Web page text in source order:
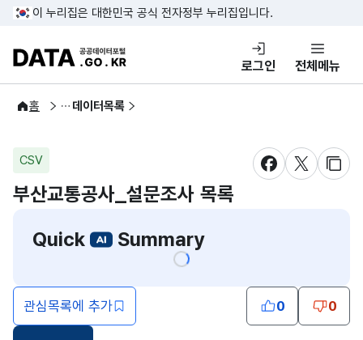
콘텐츠 바로가기
푸터 바로가기
이 누리집은 대한민국 공식 전자정부 누리집입니다.
DATA.GO.KR 공공데이터포털
로그인 전체메뉴
홈
공공데이터 데이터목록
CSV
새창 열림새창 열림
새창
부산교통공사_설문조사 목록
Quick
Summary
관심목록에 추가 0 0